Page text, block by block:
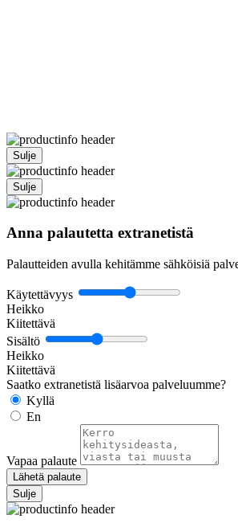
Sulje
Sulje
Anna palautetta extranetistä
Palautteiden avulla kehitämme sähköisiä
Käytettävyys
Heikko
Kiitettävä
Sisältö
Heikko
Kiitettävä
Saatko extranetistä lisäarvoa palveluumme?
Kyllä
En
Vapaa palaute
Lähetä palaute
Sulje